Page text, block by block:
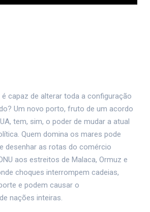
capaz de alterar toda a configuração
Um novo porto, fruto de um acordo
tem, sim, o poder de mudar a atual
Quem domina os mares pode
desenhar as rotas do comércio
aos estreitos de Malaca, Ormuz e
choques interrompem cadeias,
e podem causar o
nações inteiras.